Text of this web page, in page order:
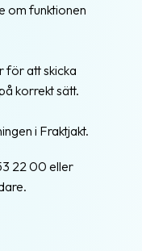
om funktionen
för att skicka
korrekt sätt.
i Fraktjakt.
22 00 eller